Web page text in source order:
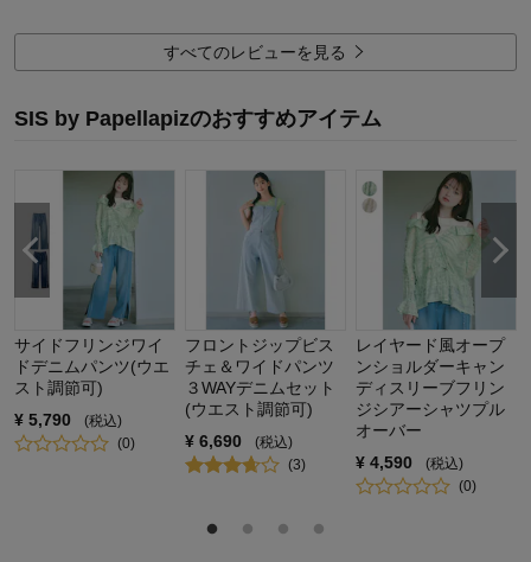
購入商品： オフホワイト, Ｊ－Ｍ（１５５～１６
５）
お子さまの性別：
お子様の年齢：
すべてのレビューを見る
SIS by Papellapizのおすすめアイテム
サイドフリンジワイ
ドデニムパンツ(ウエ
スト調節可)
¥ 5,790
(税込)
(0)
フロントジップビス
チェ＆ワイドパンツ
３WAYデニムセット
(ウエスト調節可)
¥ 6,690
(税込)
(3)
レイヤード風オープ
ンショルダーキャン
ディスリーブフリン
ジシアーシャツプル
オーバー
¥ 4,590
(税込)
(0)